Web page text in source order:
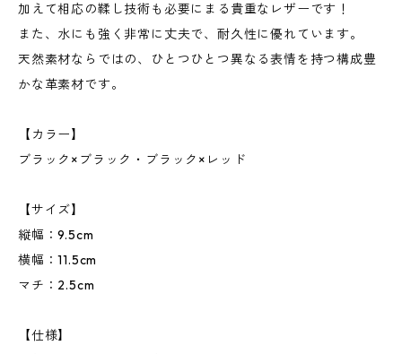
加えて相応の鞣し技術も必要にまる貴重なレザーです！
また、水にも強く非常に丈夫で、耐久性に優れています。
天然素材ならではの、ひとつひとつ異なる表情を持つ構成豊
かな革素材です。
【カラー】
ブラック×ブラック・ブラック×レッド
【サイズ】
縦幅：9.5cm
横幅：11.5cm
マチ：2.5cm
【仕様】